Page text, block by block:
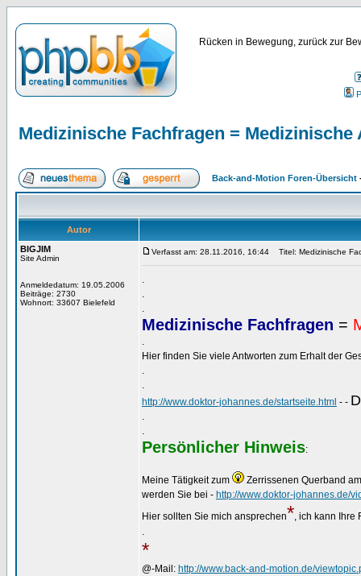
Rücken in Bewegung, zurück zur
Medizinische Fachfragen = Medizinische
Back-and-Motion Foren-Übersicht
Autor
BIGJIM
Site Admin
Anmeldedatum: 19.05.2006
Beiträge: 2730
Wohnort: 33607 Bielefeld
Verfasst am: 28.11.2016, 16:44 Titel: Medizinische
.
.
.
Medizinische Fachfragen =
.
Hier finden Sie viele Antworten zum Erhalt der
.
.
http://www.doktor-johannes.de/startseite.html - -
.
.
Persönlicher Hinweis:
Meine Tätigkeit zum
Zerrissenen Querband
werden Sie bei - http://www.doktor-johannes.de/
Hier sollten Sie mich ansprechen*, ich kann Ihre
.
*
@-Mail: http://www.back-and-motion.de/